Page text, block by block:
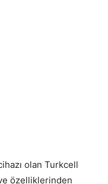
olan Turkcell
özelliklerinden